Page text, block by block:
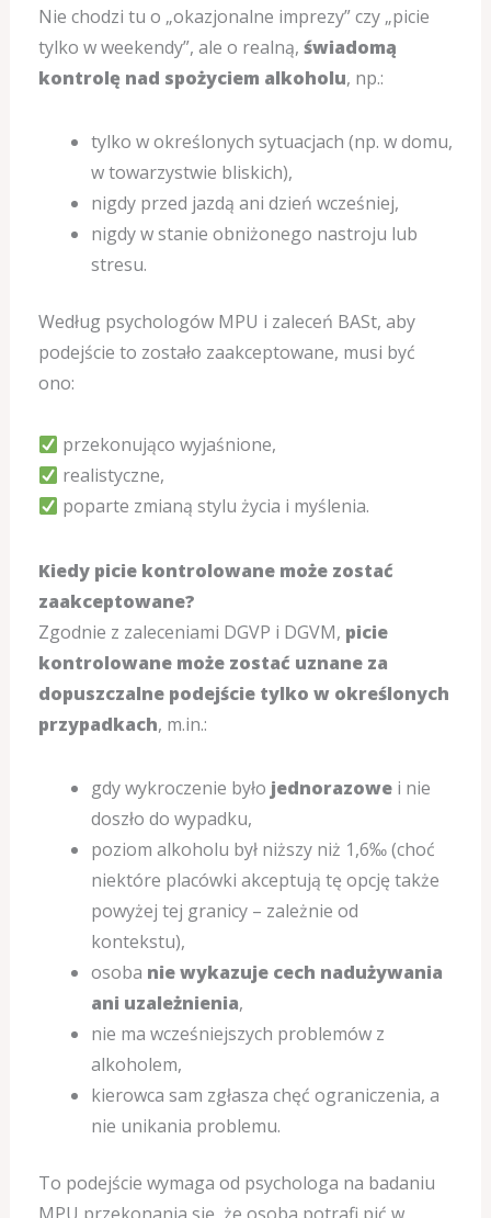
Nie chodzi tu o „okazjonalne imprezy” czy „picie
tylko w weekendy”, ale o realną, świadomą
kontrolę nad spożyciem alkoholu, np.:
tylko w określonych sytuacjach (np. w domu,
w towarzystwie bliskich),
nigdy przed jazdą ani dzień wcześniej,
nigdy w stanie obniżonego nastroju lub
stresu.
Według psychologów MPU i zaleceń BASt, aby
podejście to zostało zaakceptowane, musi być
ono:
przekonująco wyjaśnione,
realistyczne,
poparte zmianą stylu życia i myślenia.
Kiedy picie kontrolowane może zostać
zaakceptowane?
Zgodnie z zaleceniami DGVP i DGVM, picie
kontrolowane może zostać uznane za
dopuszczalne podejście tylko w określonych
przypadkach, m.in.:
gdy wykroczenie było jednorazowei nie
doszło do wypadku,
poziom alkoholu był niższy niż 1,6‰ (choć
niektóre placówki akceptują tę opcję także
powyżej tej granicy – zależnie od
kontekstu),
osoba nie wykazuje cech nadużywania
ani uzależnienia,
nie ma wcześniejszych problemów z
alkoholem,
kierowca sam zgłasza chęć ograniczenia, a
nie unikania problemu.
To podejście wymaga od psychologa na badaniu